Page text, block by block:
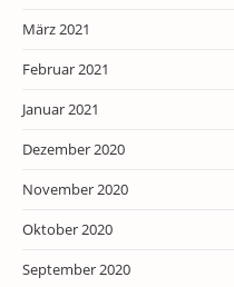
März 2021
Februar 2021
Januar 2021
Dezember 2020
November 2020
Oktober 2020
September 2020